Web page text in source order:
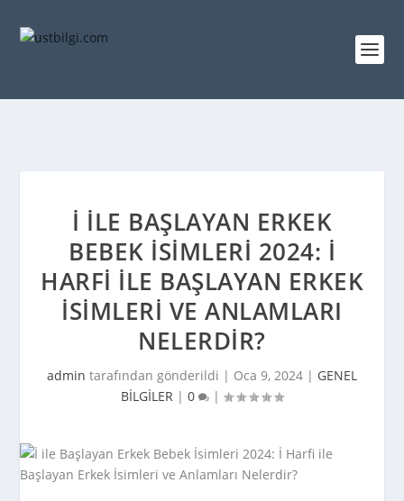
İ ILE BAŞLAYAN ERKEK
BEBEK İSIMLERI 2024: İ
HARFI ILE BAŞLAYAN ERKEK
İSIMLERI VE ANLAMLARI
NELERDIR?
admin tarafından gönderildi | Oca 9, 2024 | GENEL
BİLGİLER | 0 |